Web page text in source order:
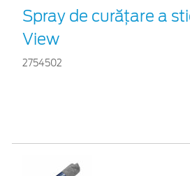
Spray de curățare a
View
2754502